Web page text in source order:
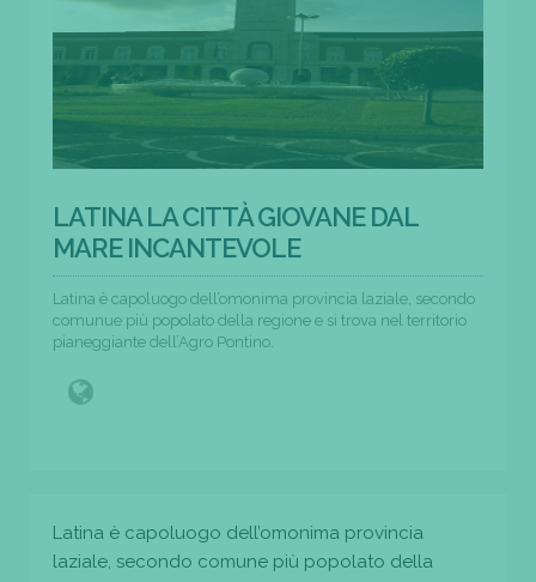
LATINA LA CITTÀ GIOVANE DAL
MARE INCANTEVOLE
Latina è capoluogo dell’omonima provincia laziale, secondo
comunue più popolato della regione e si trova nel territorio
pianeggiante dell’Agro Pontino.
Latina è capoluogo dell’omonima provincia
laziale, secondo comune più popolato della